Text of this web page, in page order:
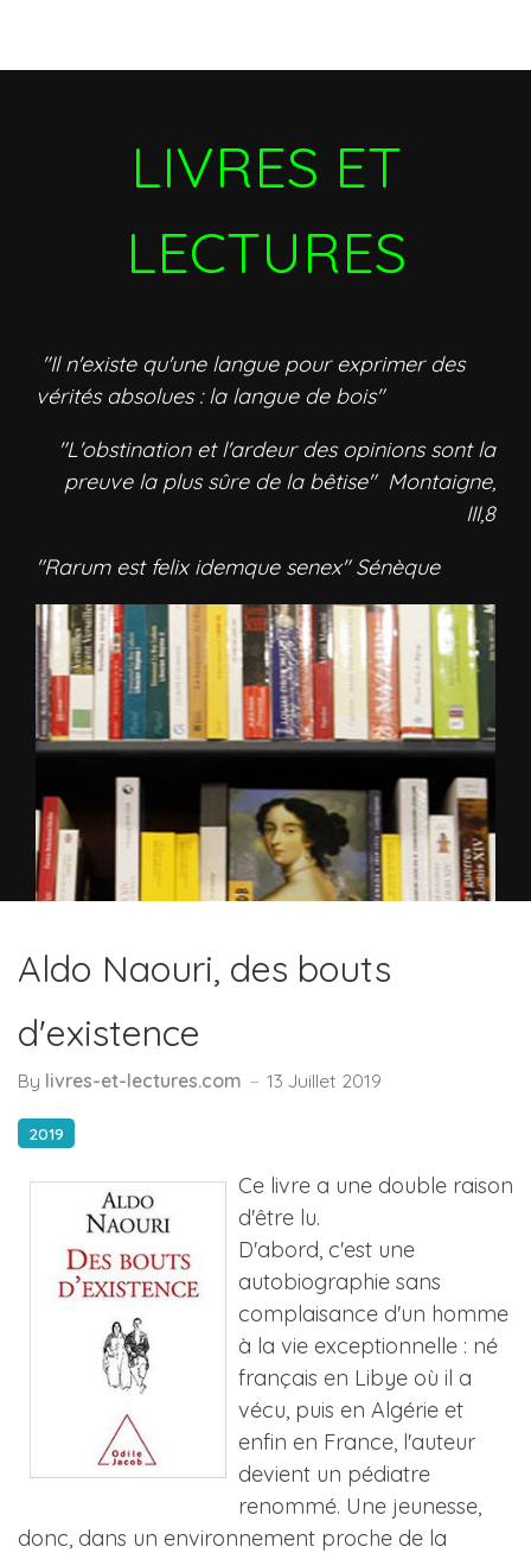
LIVRES ET
LECTURES
"Il n'existe qu'une langue pour exprimer des
vérités absolues : la langue de bois"
"L'obstination et l'ardeur des opinions sont la
preuve la plus sûre de la bêtise" Montaigne,
III,8
"Rarum est felix idemque senex" Sénèque
Aldo Naouri, des bouts
d'existence
By livres-et-lectures.com 13 Juillet 2019
2019
Ce livre a une double raison
d'être lu.
D'abord, c'est une
autobiographie sans
complaisance d'un homme
à la vie exceptionnelle : né
français en Libye où il a
vécu, puis en Algérie et
enfin en France, l'auteur
devient un pédiatre
renommé. Une jeunesse,
donc, dans un environnement proche de la